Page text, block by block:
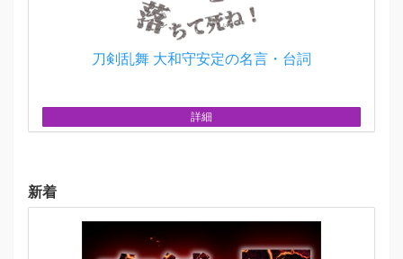
刀剣乱舞 大和守安定の名言・台詞
詳細
新着